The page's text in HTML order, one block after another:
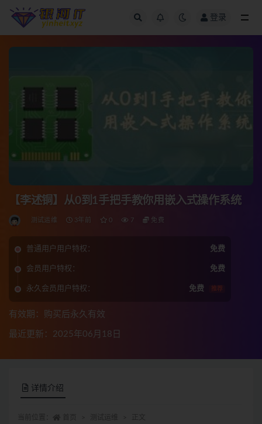
登录
【李述铜】从0到1手把手教你用嵌入式操作系统
测试运维 3年前 0 7 免费
普通用户用户特权： 免费
会员用户特权： 免费
永久会员用户特权： 免费 推荐
有效期：购买后永久有效
最近更新：2025年06月18日
详情介绍